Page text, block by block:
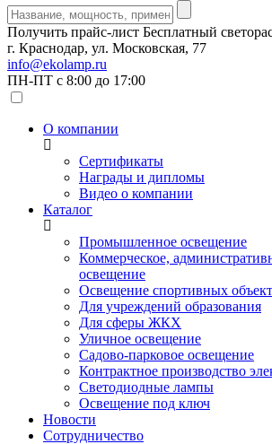
Получить прайс-лист Бесплатный
г. Краснодар, ул. Московская, 77
info@ekolamp.ru
ПН-ПТ с 8:00 до 17:00
О компании
Сертификаты
Награды и дипломы
Видео о компании
Каталог
Промышленное освещение
Коммерческое,
освещение
Освещение спортивных
Для учреждений образования
Для сферы ЖКХ
Уличное освещение
Садово-парковое освещение
Контрактное производство
Светодиодные лампы
Освещение под ключ
Новости
Сотрудничество